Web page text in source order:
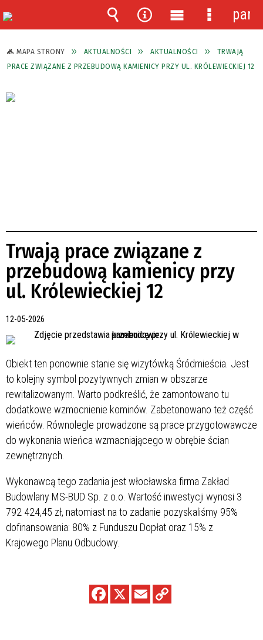
MAPA STRONY AKTUALNOŚCI AKTUALNOŚCI
TRWAJĄ
PRACE ZWIĄZANE Z PRZEBUDOWĄ KAMIENICY PRZY UL. KRÓLEWIECKIEJ 12
Trwają prace związane z
przebudową kamienicy przy
ul. Królewieckiej 12
12-05-2026
Obiekt ten ponownie stanie się wizytówką Śródmieścia. Jest
to kolejny symbol pozytywnych zmian w obszarze
rewitalizowanym. Warto podkreślić, że zamontowano tu
dodatkowe wzmocnienie kominów. Zabetonowano też część
wieńców. Równolegle prowadzone są prace przygotowawcze
do wykonania wieńca wzmacniającego w obrębie ścian
zewnętrznych.
Wykonawcą tego zadania jest włocławska firma Zakład
Budowlany MS-BUD Sp. z o.o. Wartość inwestycji wynosi 3
792 424,45 zł, natomiast na to zadanie pozyskaliśmy 95%
dofinansowania: 80% z Funduszu Dopłat oraz 15% z
Krajowego Planu Odbudowy.
Wyszukiwarka
Narzędzia
Menu
główne
Menu